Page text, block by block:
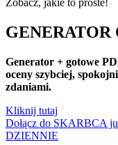
Plan Pracy
Pogoda
Pory roku
Prace plastyczne
Prawa Dziecka
Przedszkole
Zobacz, jakie to proste!
GENERATOR
Generator + gotowe
oceny szybciej,
zdaniami.
Kliknij tutaj
Dołącz do SKARBCA
DZIENNIE